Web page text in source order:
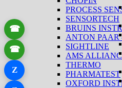
PROCESS
SENSORTECH
BRUINS
ANTON PAAR
SIGHTLINE
AMS
THERMO
PHARMATEST
OXFORD
☎
☎
Z